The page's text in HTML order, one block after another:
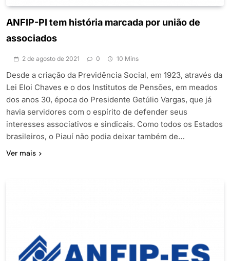
ANFIP-PI tem história marcada por união de
associados
2 de agosto de 2021 0 10 Mins
Desde a criação da Previdência Social, em 1923, através da
Lei Eloi Chaves e o dos Institutos de Pensões, em meados
dos anos 30, época do Presidente Getúlio Vargas, que já
havia servidores com o espírito de defender seus
interesses associativos e sindicais. Como todos os Estados
brasileiros, o Piauí não podia deixar também de…
Ver mais